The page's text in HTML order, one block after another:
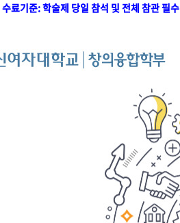
료기준: 학술제 당일 참석 및 전체 참관 필수